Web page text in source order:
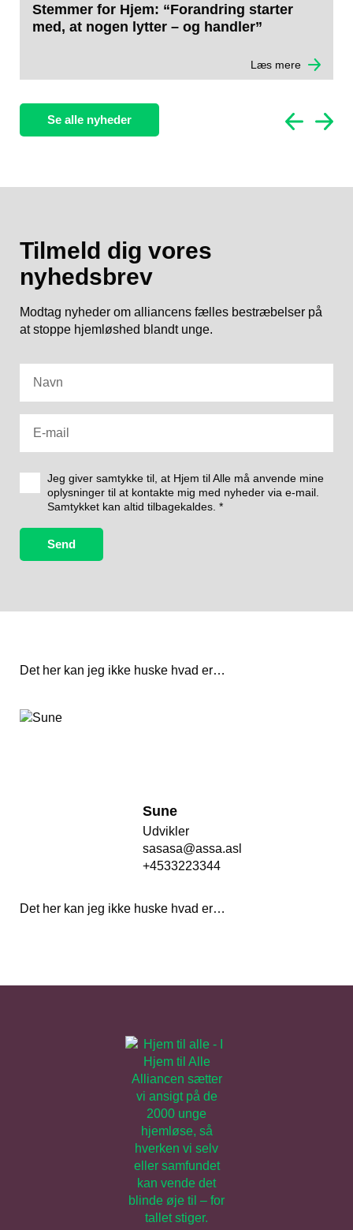
Stemmer for Hjem: “Forandring starter
med, at nogen lytter – og handler”
Læs mere
Se alle nyheder
Tilmeld dig vores
nyhedsbrev
Modtag nyheder om alliancens fælles bestræbelser på
at stoppe hjemløshed blandt unge.
Jeg giver samtykke til, at Hjem til Alle må anvende mine
oplysninger til at kontakte mig med nyheder via e-mail.
Samtykket kan altid tilbagekaldes. *
Send
Det her kan jeg ikke huske hvad er…
Sune
Udvikler
sasasa@assa.asl
+4533223344
Det her kan jeg ikke huske hvad er…